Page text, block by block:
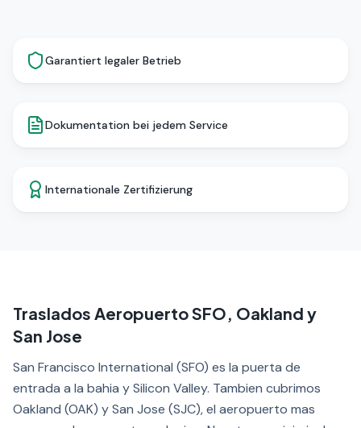
Garantiert legaler Betrieb
Dokumentation bei jedem Service
Internationale Zertifizierung
Traslados Aeropuerto SFO, Oakland y
San Jose
San Francisco International (SFO) es la puerta de
entrada a la bahia y Silicon Valley. Tambien cubrimos
Oakland (OAK) y San Jose (SJC), el aeropuerto mas